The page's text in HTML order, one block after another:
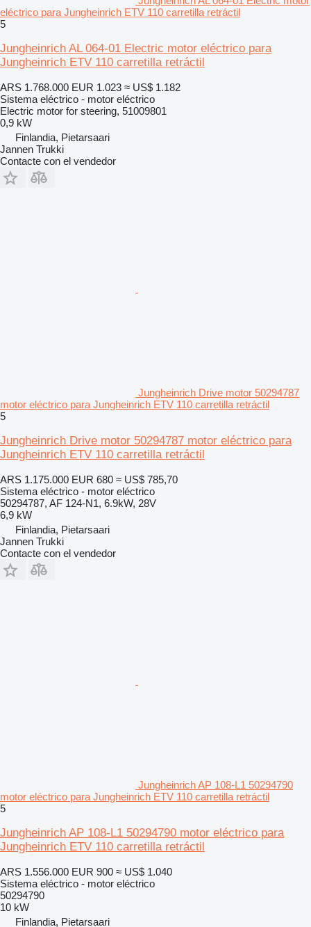
eléctrico para Jungheinrich ETV 110 carretilla retráctil
5
Jungheinrich AL 064-01 Electric motor eléctrico para
Jungheinrich ETV 110 carretilla retráctil
ARS 1.768.000 EUR 1.023 ≈ US$ 1.182
Sistema eléctrico - motor eléctrico
Electric motor for steering, 51009801
0,9 kW
Finlandia, Pietarsaari
Jannen Trukki
Contacte con el vendedor
Jungheinrich Drive motor 50294787
motor eléctrico para Jungheinrich ETV 110 carretilla retráctil
5
Jungheinrich Drive motor 50294787 motor eléctrico para
Jungheinrich ETV 110 carretilla retráctil
ARS 1.175.000 EUR 680 ≈ US$ 785,70
Sistema eléctrico - motor eléctrico
50294787, AF 124-N1, 6.9kW, 28V
6,9 kW
Finlandia, Pietarsaari
Jannen Trukki
Contacte con el vendedor
Jungheinrich AP 108-L1 50294790
motor eléctrico para Jungheinrich ETV 110 carretilla retráctil
5
Jungheinrich AP 108-L1 50294790 motor eléctrico para
Jungheinrich ETV 110 carretilla retráctil
ARS 1.556.000 EUR 900 ≈ US$ 1.040
Sistema eléctrico - motor eléctrico
50294790
10 kW
Finlandia, Pietarsaari